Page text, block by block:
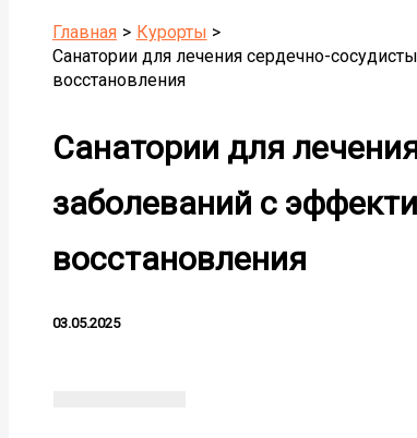
Главная
Курорты
Санатории для лечения сердечно-
восстановления
Санатории для
заболеваний с
восстановления
03.05.2025